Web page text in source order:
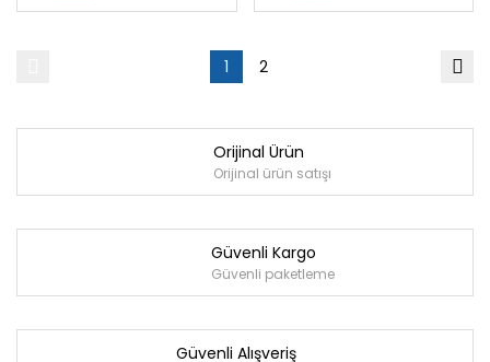
1 2
Orijinal Ürün
Orijinal ürün satışı
Güvenli Kargo
Güvenli paketleme
Güvenli Alışveriş